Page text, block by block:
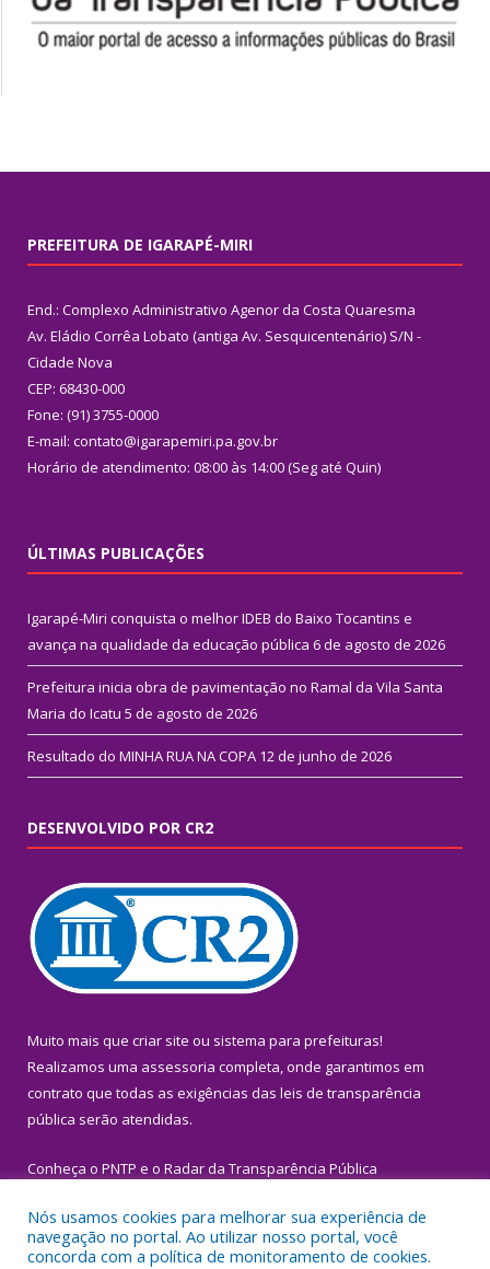
PREFEITURA DE IGARAPÉ-MIRI
End.: Complexo Administrativo Agenor da Costa Quaresma
Av. Eládio Corrêa Lobato (antiga Av. Sesquicentenário) S/N -
Cidade Nova
CEP: 68430-000
Fone: (91) 3755-0000
E-mail: contato@igarapemiri.pa.gov.br
Horário de atendimento: 08:00 às 14:00 (Seg até Quin)
ÚLTIMAS PUBLICAÇÕES
Igarapé-Miri conquista o melhor IDEB do Baixo Tocantins e
avança na qualidade da educação pública 6 de agosto de 2026
Prefeitura inicia obra de pavimentação no Ramal da Vila Santa
Maria do Icatu 5 de agosto de 2026
Resultado do MINHA RUA NA COPA 12 de junho de 2026
DESENVOLVIDO POR CR2
Muito mais que criar site ou sistema para prefeituras!
Realizamos uma assessoria completa, onde garantimos em
contrato que todas as exigências das leis de transparência
pública serão atendidas.
Conheça o PNTP e o Radar da Transparência Pública
Nós usamos cookies para melhorar sua experiência de
navegação no portal. Ao utilizar nosso portal, você
concorda com a política de monitoramento de cookies.